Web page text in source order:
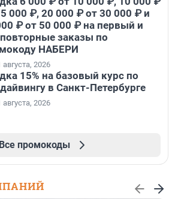
000 ₽, 20 000 ₽ от 30 000 ₽ и
₽ от 50 000 ₽ на первый и
заказы по
НАБЕРИ
2026
15% на базовый курс по
в Санкт-Петербурге
2026
Все промокоды